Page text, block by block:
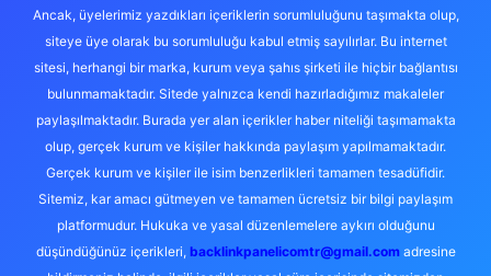
Ancak, üyelerimiz yazdıkları içeriklerin sorumluluğunu taşımakta olup,
siteye üye olarak bu sorumluluğu kabul etmiş sayılırlar. Bu internet
sitesi, herhangi bir marka, kurum veya şahıs şirketi ile hiçbir bağlantısı
bulunmamaktadır. Sitede yalnızca kendi hazırladığımız makaleler
paylaşılmaktadır. Burada yer alan içerikler haber niteliği taşımamakta
olup, gerçek kurum ve kişiler hakkında paylaşım yapılmamaktadır.
Gerçek kurum ve kişiler ile isim benzerlikleri tamamen tesadüfidir.
Sitemiz, kar amacı gütmeyen ve tamamen ücretsiz bir bilgi paylaşım
platformudur. Hukuka ve yasal düzenlemelere aykırı olduğunu
düşündüğünüz içerikleri, backlinkpanelicomtr@gmail.comadresine